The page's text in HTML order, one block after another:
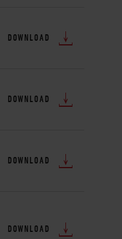
DOWNLOAD
DOWNLOAD
DOWNLOAD
DOWNLOAD